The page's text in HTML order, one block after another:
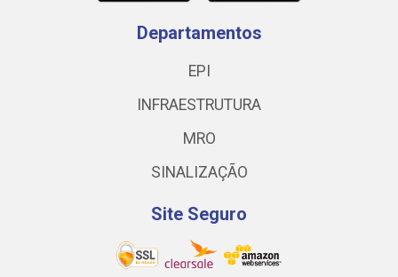
Departamentos
EPI
INFRAESTRUTURA
MRO
SINALIZAÇÃO
Site Seguro